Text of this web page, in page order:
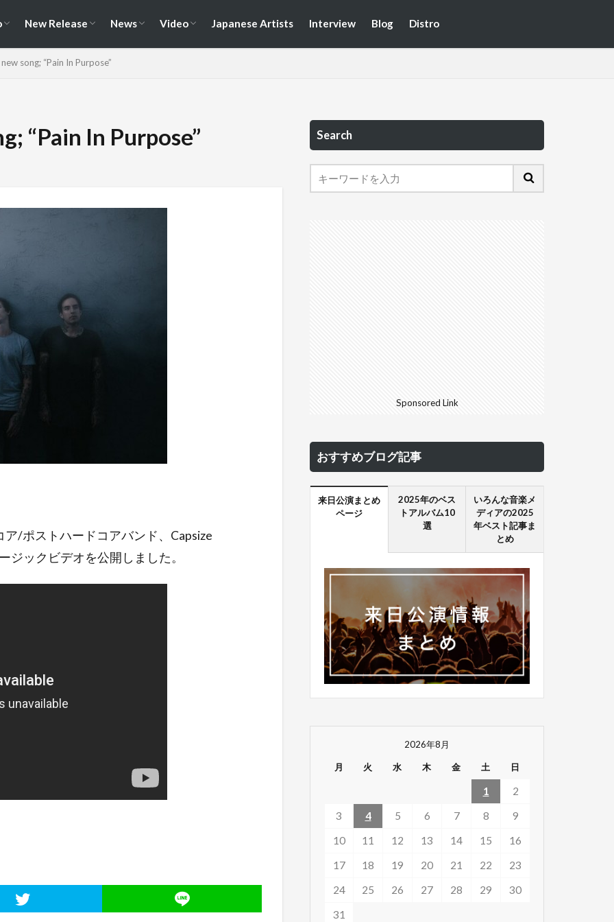
New Release News Video Japanese Artists Interview Blog Distro
song; “Pain In Purpose”
“Pain In Purpose”
/ポストハードコアバンド、Capsize
ジックビデオを公開しました。
Search
Sponsored Link
おすすめブログ記事
来日公演まとめ
ページ
2025年のベス
トアルバム10
選
いろんな音楽メ
ディアの2025
年ベスト記事ま
とめ
2026年8月
月 火 水 木 金 土 日
1
2
3
4 5 6 7 8
9
10
11 12 13 14 15
16
17
18 19 20 21 22
23
24
25 26 27 28 29
30
31